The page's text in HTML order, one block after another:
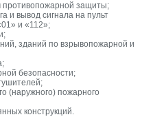
защиты;
и вывод сигнала на пульт
и «112»;
зданий по взрывопожарной и
безопасности;
(наружного) пожарного
конструкций.